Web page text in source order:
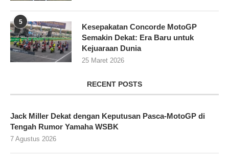
5
Kesepakatan Concorde MotoGP
Semakin Dekat: Era Baru untuk
Kejuaraan Dunia
25 Maret 2026
RECENT POSTS
Jack Miller Dekat dengan Keputusan Pasca-MotoGP di
Tengah Rumor Yamaha WSBK
7 Agustus 2026